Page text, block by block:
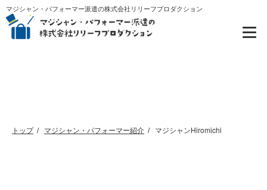
マジシャン・パフォーマー派遣の株式会社リリーフプロダクション
トップ マジシャン・パフォーマー紹介 マジシャンHiromichi